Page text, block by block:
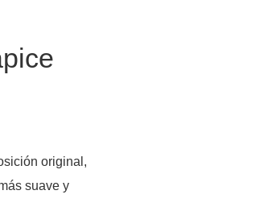
original,
suave y